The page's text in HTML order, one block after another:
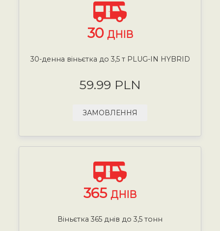
30 ДНІВ
30-денна віньєтка до 3,5 т PLUG-IN HYBRID
59.99 PLN
ЗАМОВЛЕННЯ
365 ДНІВ
Віньєтка 365 днів до 3,5 тонн